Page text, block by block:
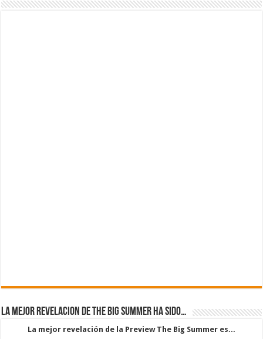
La mejor revelacion de The Big Summer ha sido…
La mejor revelación de la Preview The Big Summer es...